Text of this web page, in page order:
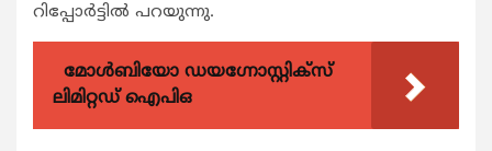
റിപ്പോര്‍ട്ടില്‍ പറയുന്നു.
മോൾബിയോ ഡയഗ്നോസ്റ്റിക്സ്
ലിമിറ്റഡ് ഐപിഒ